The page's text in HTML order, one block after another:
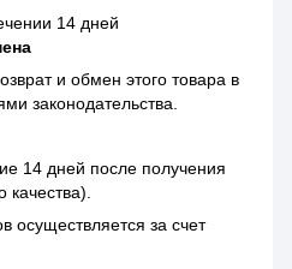
14 дней
и обмен этого товара в
законодательства.
14 дней после получения
осуществляется за счет